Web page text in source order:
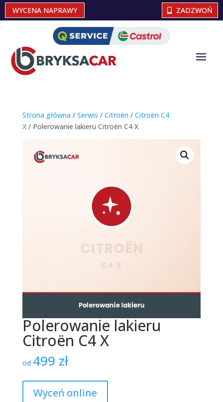
WYCENA NAPRAWY ZADZWOŃ
Strona główna / Serwis / Citroën / Citroën C4
X/ Polerowanie lakieru Citroën C4 X
Polerowanie lakieru
Citroën C4 X
od 499 zł
Wyceń online